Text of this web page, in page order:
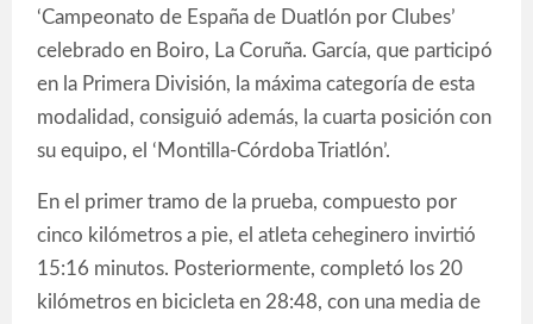
‘Campeonato de España de Duatlón por Clubes’
celebrado en Boiro, La Coruña. García, que participó
en la Primera División, la máxima categoría de esta
modalidad, consiguió además, la cuarta posición con
su equipo, el ‘Montilla-Córdoba Triatlón’.
En el primer tramo de la prueba, compuesto por
cinco kilómetros a pie, el atleta ceheginero invirtió
15:16 minutos. Posteriormente, completó los 20
kilómetros en bicicleta en 28:48, con una media de